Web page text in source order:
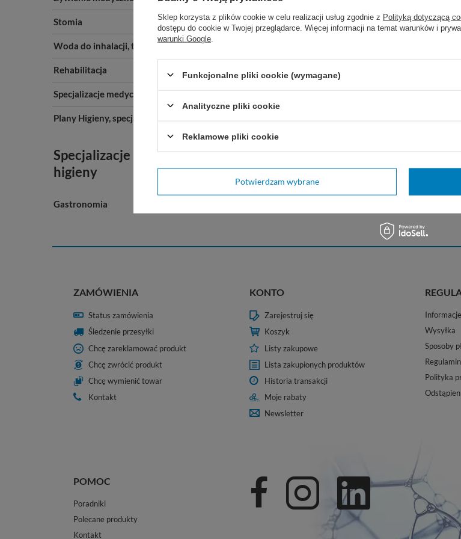
Stomia
Woda do inhalacji, tlenoterapia
Rehabilitacja
Specjalizacje medyczne A-Z
Plany Higieny, specjalizacje
Specjalizacje i plany
higieny
Gastronomia
ZAMÓWIENIA
Status zamówienia
Śledzenie przesyłki
Chcę zareklamować produkt
Chcę zwrócić produkt
Chcę wymienić towar
Kontakt
KONTO
Zarejestruj się
Koszyk
Listy zakupowe
Lista zakupionych produktów
Historia transakcji
Moje rabaty
Newsletter
Wysyłka
Sposoby
Regulamin
Polityka
POMOC
Poradniki
Polecane produkty
Kontakt
Sklep korzysta z plików cookie w celu realizacji usług zgodnie z Polityką dotyczącą
dostępu do cookie w Twojej przeglądarce. Więcej informacji na temat warunków i
warunki Google
Funkcjonalne pliki cookie (wymagane)
Analityczne pliki cookie
Reklamowe pliki cookie
Potwierdzam wybrane